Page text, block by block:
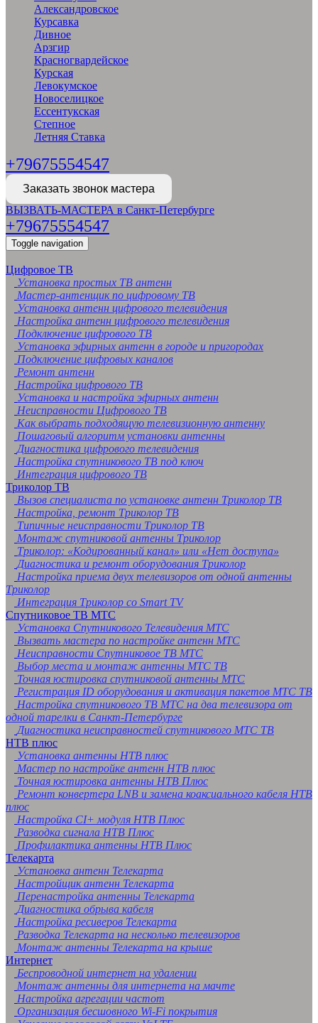
Александровское
Курсавка
Дивное
Арзгир
Красногвардейское
Курская
Левокумское
Новоселицкое
Ессентукская
Степное
Летняя Ставка
+79675554547
Заказать звонок мастера
ВЫЗВАТЬ-МАСТЕРА в Санкт-Петербурге
+79675554547
Toggle navigation
Цифровое ТВ
Установка простых ТВ антенн
Мастер-антенщик по цифровому ТВ
Установка антенн цифрового телевидения
Настройка антенн цифрового телевидения
Подключение цифрового ТВ
Установка эфирных антенн в городе и пригородах
Подключение цифровых каналов
Ремонт антенн
Настройка цифрового ТВ
Установка и настройка эфирных антенн
Неисправности Цифрового ТВ
Как выбрать подходящую телевизионную антенну
Пошаговый алгоритм установки антенны
Диагностика цифрового телевидения
Настройка спутникового ТВ под ключ
Интеграция цифрового ТВ
Триколор ТВ
Вызов специалиста по установке антенн Триколор ТВ
Настройка, ремонт Триколор ТВ
Типичные неисправности Триколор ТВ
Монтаж спутниковой антенны Триколор
Триколор: «Кодированный канал» или «Нет доступа»
Диагностика и ремонт оборудования Триколор
Настройка приема двух телевизоров от одной антенны
Триколор
Интеграция Триколор со Smart TV
Спутниковое ТВ МТС
Установка Спутникового Телевидения МТС
Вызвать мастера по настройке антенн МТС
Неисправности Спутниковое ТВ МТС
Выбор места и монтаж антенны МТС ТВ
Точная юстировка спутниковой антенны МТС
Регистрация ID оборудования и активация пакетов МТС ТВ
Настройка спутникового ТВ МТС на два телевизора от
одной тарелки в Санкт-Петербурге
Диагностика неисправностей спутникового МТС ТВ
НТВ плюс
Установка антенны НТВ плюс
Мастер по настройке антенн НТВ плюс
Точная юстировка антенны НТВ Плюс
Ремонт конвертера LNB и замена коаксиального кабеля НТВ
плюс
Настройка CI+ модуля НТВ Плюс
Разводка сигнала НТВ Плюс
Профилактика антенны НТВ Плюс
Телекарта
Установка антенн Телекарта
Настройщик антенн Телекарта
Перенастройка антенны Телекарта
Диагностика обрыва кабеля
Настройка ресиверов Телекарта
Разводка Телекарта на несколько телевизоров
Монтаж антенны Телекарта на крыше
Интернет
Беспроводной интернет на удалении
Монтаж антенны для интернета на мачте
Настройка агрегации частот
Организация бесшовного Wi-Fi покрытия